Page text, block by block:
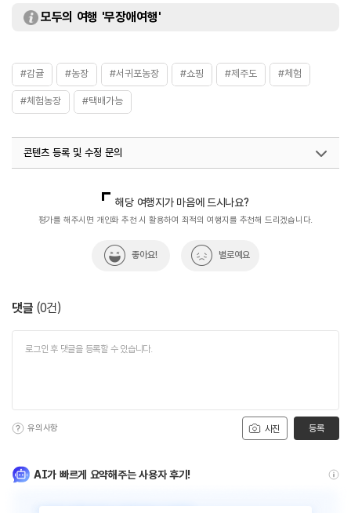
모두의 여행 '무장애여행'
#감귤 #농장 #서귀포농장 #쇼핑 #제주도 #체험
#체험농장 #택배가능
콘텐츠 등록 및 수정 문의
해당 여행지가 마음에 드시나요?
평가를 해주시면 개인화 추천 시 활용하여 최적의 여행지를 추천해 드리겠습니다.
좋아요! 별로예요
댓글 (0건)
사진
유의사항 등록
AI가 빠르게 요약해주는 사용자 후기!